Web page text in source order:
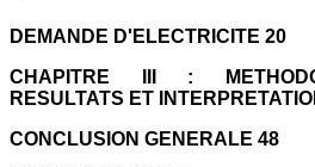
DEMANDE D'ELECTRICITE 20
CHAPITRE III :
RESULTATS ET
CONCLUSION GENERALE 48